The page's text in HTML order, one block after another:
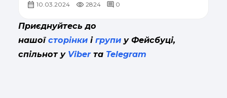
9 по 31 березня
10.03.2024 2824 0
Приєднуйтесь до
нашоїсторінки ігрупи у Фейсбуці,
спільнот уViberта Telegram